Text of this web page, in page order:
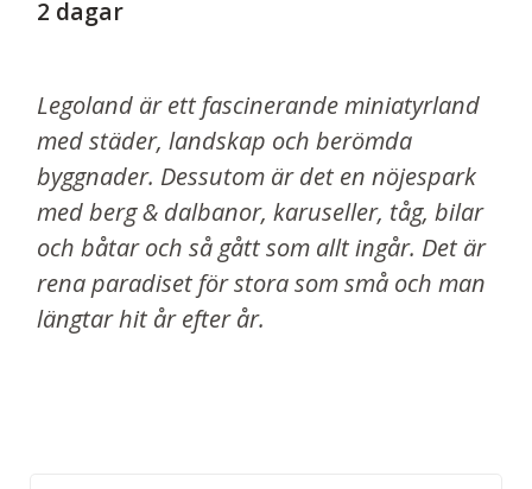
2 dagar
Legoland är ett fascinerande miniatyrland
med städer, landskap och berömda
byggnader. Dessutom är det en nöjespark
med berg & dalbanor, karuseller, tåg, bilar
och båtar och så gått som allt ingår. Det är
rena paradiset för stora som små och man
längtar hit år efter år.